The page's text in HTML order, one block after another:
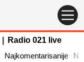
Radio 021 live
Najkomentarisanije